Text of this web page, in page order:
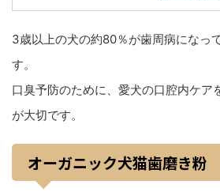
3歳以上の犬の約80％が歯周病になっ
す。
口臭予防のために、愛犬の口腔内ケア
が大切です。
オーガニック犬猫歯磨き粉